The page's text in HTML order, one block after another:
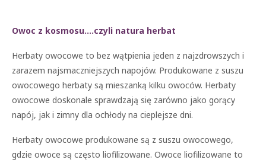
Owoc z kosmosu….czyli natura herbat
Herbaty owocowe to bez wątpienia jeden z najzdrowszych i
zarazem najsmaczniejszych napojów. Produkowane z suszu
owocowego herbaty są mieszanką kilku owoców. Herbaty
owocowe doskonale sprawdzają się zarówno jako gorący
napój, jak i zimny dla ochłody na cieplejsze dni.
Herbaty owocowe produkowane są z suszu owocowego,
gdzie owoce są często liofilizowane. Owoce liofilizowane to